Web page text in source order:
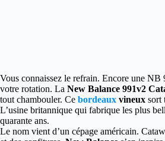
Vous connaissez le refrain. Encore une NB
votre rotation. La New Balance 991v2
tout chambouler. Ce bordeaux vineux sort
L’usine britannique qui fabrique les plus
quarante ans.
Le nom vient d’un cépage américain.